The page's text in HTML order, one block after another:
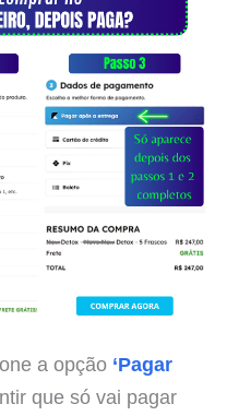
a opção ‘Pagar
que só vai pagar